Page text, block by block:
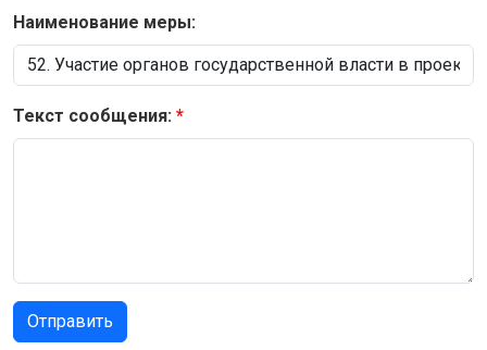
Наименование меры:
Текст сообщения: